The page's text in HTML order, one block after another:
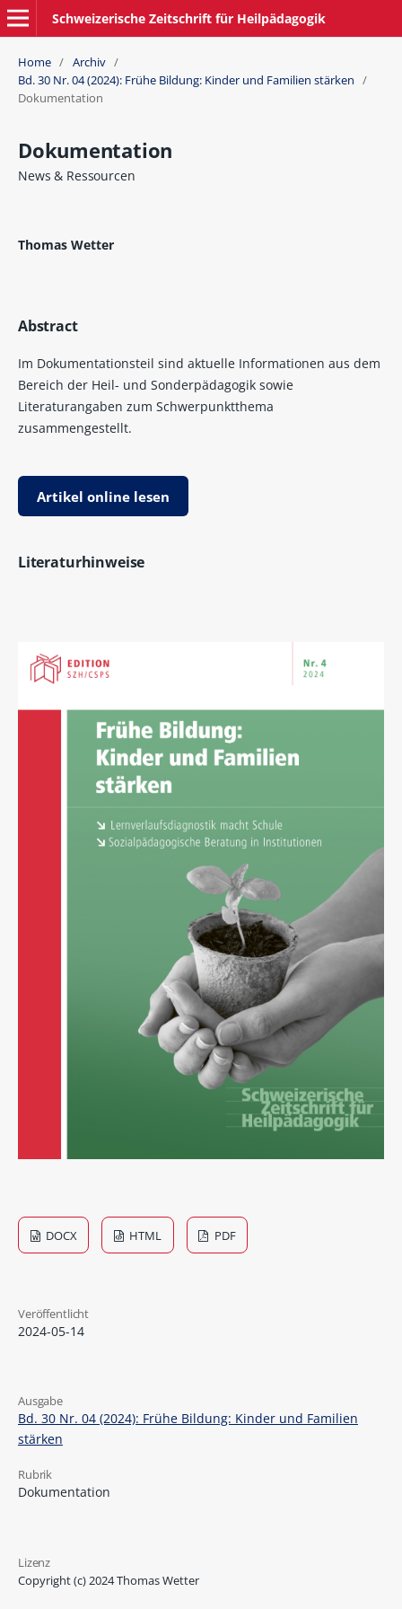
Schweizerische Zeitschrift für Heilpädagogik
Home / Archiv /
Bd. 30 Nr. 04 (2024): Frühe Bildung: Kinder und Familien stärken /
Dokumentation
Dokumentation
News & Ressourcen
Thomas Wetter
Abstract
Im Dokumentationsteil sind aktuelle Informationen aus dem
Bereich der Heil- und Sonderpädagogik sowie
Literaturangaben zum Schwerpunktthema
zusammengestellt.
Artikel online lesen
Literaturhinweise
DOCX HTML PDF
Veröffentlicht
2024-05-14
Ausgabe
Bd. 30 Nr. 04 (2024): Frühe Bildung: Kinder und Familien
stärken
Rubrik
Dokumentation
Lizenz
Copyright (c) 2024 Thomas Wetter